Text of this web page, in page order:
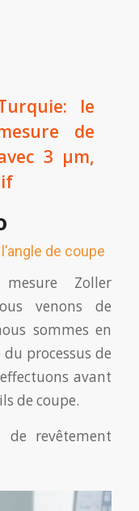
le
de
3 µm,
de coupe
Zoller
venons de
sommes en
processus de
avant
de coupe.
de revêtement